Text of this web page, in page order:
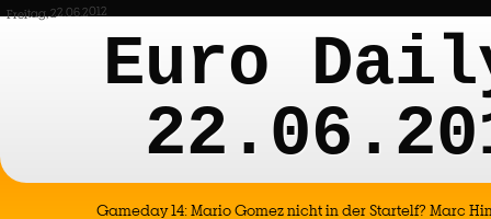
Freitag, 22.06.2012
Euro
Gameday 14: Mario Gomez nicht in der Startelf? Marc